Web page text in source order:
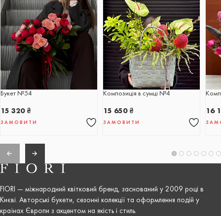
Букет №54
15 320 ₴
ЗАМОВИТИ
Композиція в сумці №4
15 650 ₴
ЗАМОВИТИ
16
FIORI — міжнародний квітковий бренд, заснований у 2009 році в
Києві. Авторські букети, сезонні колекції та оформлення подій у
країнах Європи з акцентом на якість і стиль.